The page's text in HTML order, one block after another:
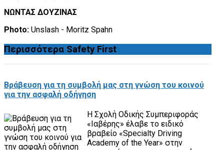
ΝΩΝΤΑΣ ΔΟΥΖΙΝΑΣ
Photo: Unslash - Moritz Spahn
Περισσότερα Safety First
Βράβευση για τη συμβολή μας στη γνώση του κοινού
για την ασφαλή οδήγηση
Η Σχολή Οδικής Συμπεριφοράς
«Ιαβέρης» έλαβε το ειδικό
βραβείο «Specialty Driving
Academy of the Year» στην